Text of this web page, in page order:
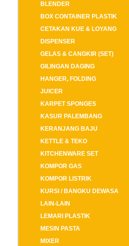
BLENDER
BOX CONTAINER PLASTIK
CETAKAN KUE & LOYANG
DISPENSER
GELAS & CANGKIR (SET)
GILINGAN DAGING
HANGER, FOLDING
JUICER
KARPET SPONGES
KASUR PALEMBANG
KERANJANG BAJU
KETTLE & TEKO
KITCHENWARE SET
KOMPOR GAS
KOMPOR LISTRIK
KURSI / BANGKU DEWASA
LAIN-LAIN
LEMARI PLASTIK
MESIN PASTA
MIXER